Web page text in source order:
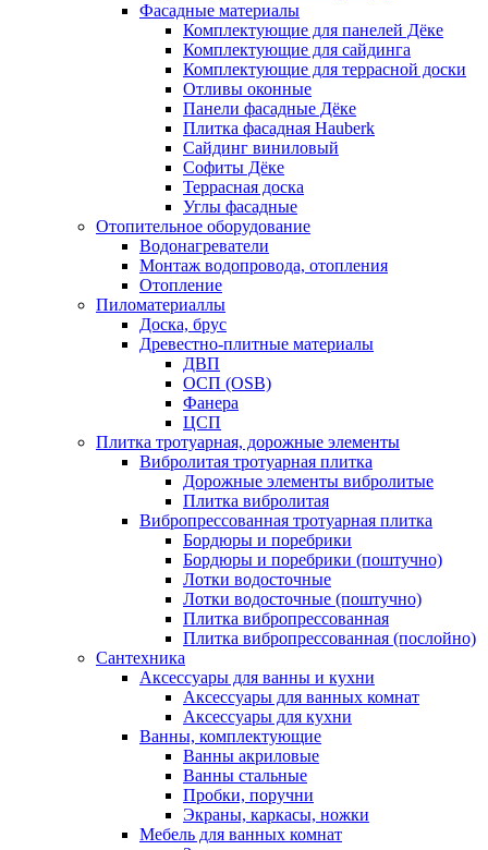
Фасадные материалы
Комплектующие для панелей Дёке
Комплектующие для сайдинга
Комплектующие для террасной доски
Отливы оконные
Панели фасадные Дёке
Плитка фасадная Hauberk
Сайдинг виниловый
Софиты Дёке
Террасная доска
Углы фасадные
Отопительное оборудование
Водонагреватели
Монтаж водопровода, отопления
Отопление
Пиломатериаллы
Доска, брус
Древестно-плитные материалы
ДВП
ОСП (OSB)
Фанера
ЦСП
Плитка тротуарная, дорожные элементы
Вибролитая тротуарная плитка
Дорожные элементы вибролитые
Плитка вибролитая
Вибропрессованная тротуарная плитка
Бордюры и поребрики
Бордюры и поребрики (поштучно)
Лотки водосточные
Лотки водосточные (поштучно)
Плитка вибропрессованная
Плитка вибропрессованная (послойно)
Сантехника
Аксессуары для ванны и кухни
Аксессуары для ванных комнат
Аксессуары для кухни
Ванны, комплектующие
Ванны акриловые
Ванны стальные
Пробки, поручни
Экраны, каркасы, ножки
Мебель для ванных комнат